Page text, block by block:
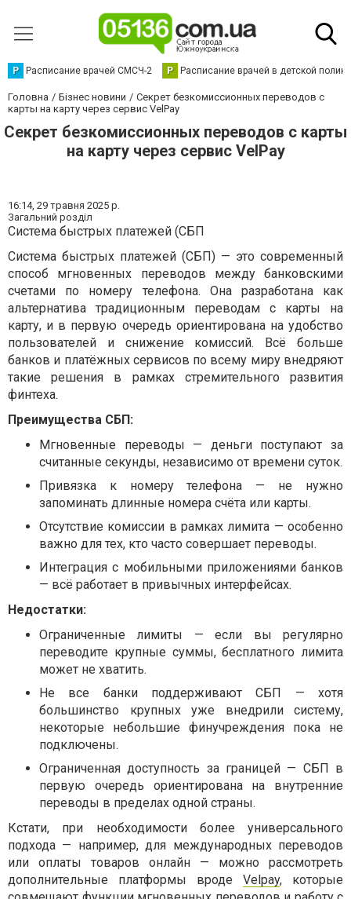
Р Расписание врачей СМСЧ-2 Р Расписание врачей в детской
Головна Бізнес новини
Секрет безкомиссионных переводов с
карты на карту через сервис VelPay
Секрет безкомиссионных переводов с карты
на карту через сервис VelPay
16:14, 29 травня 2025 р.
Загальний розділ
Система быстрых платежей (СБП
Система быстрых платежей (СБП) — это современный
способ мгновенных переводов между банковскими
счетами по номеру телефона. Она разработана как
альтернатива традиционным переводам с карты на
карту, и в первую очередь ориентирована на удобство
пользователей и снижение комиссий. Всё больше
банков и платёжных сервисов по всему миру внедряют
такие решения в рамках стремительного развития
финтеха.
Преимущества СБП:
Мгновенные переводы — деньги поступают за
считанные секунды, независимо от времени суток.
Привязка к номеру телефона — не нужно
запоминать длинные номера счёта или карты.
Отсутствие комиссии в рамках лимита — особенно
важно для тех, кто часто совершает переводы.
Интеграция с мобильными приложениями банков
— всё работает в привычных интерфейсах.
Недостатки:
Ограниченные лимиты — если вы регулярно
переводите крупные суммы, бесплатного лимита
может не хватить.
Не все банки поддерживают СБП — хотя
большинство крупных уже внедрили систему,
некоторые небольшие финучреждения пока не
подключены.
Ограниченная доступность за границей — СБП в
первую очередь ориентирована на внутренние
переводы в пределах одной страны.
Кстати, при необходимости более универсального
подхода — например, для международных переводов
или оплаты товаров онлайн — можно рассмотреть
дополнительные платформы вроде Velpay, которые